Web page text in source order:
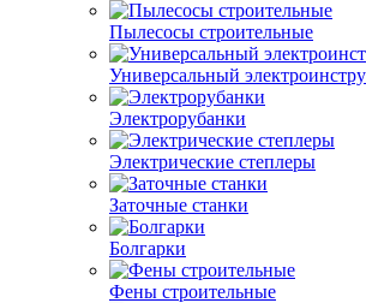
Пылесосы строительные
Универсальный
Электрорубанки
Электрические степлеры
Заточные станки
Болгарки
Фены строительные